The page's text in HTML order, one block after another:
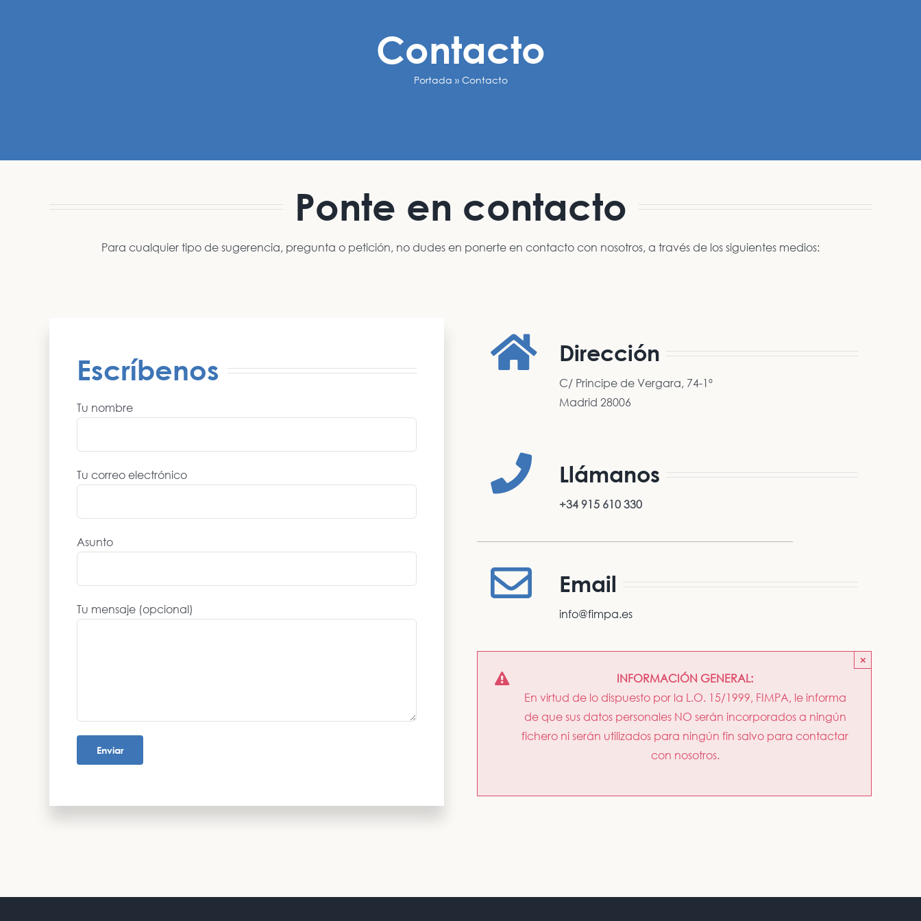
Contacto
Portada » Contacto
Ponte en contacto
Para cualquier tipo de sugerencia, pregunta o petición, no dudes en ponerte en contacto con nosotros, a través de los siguientes medios:
Escríbenos
Tu nombre
Tu correo electrónico
Asunto
Tu mensaje (opcional)
Dirección
C/ Principe de Vergara, 74-1º
Madrid 28006
Llámanos
+34 915 610 330
Email
info@fimpa.es
INFORMACIÓN GENERAL:
En virtud de lo dispuesto por la L.O. 15/1999, FIMPA, le informa
de que sus datos personales NO serán incorporados a ningún
fichero ni serán utilizados para ningún fin salvo para contactar
con nosotros.
×